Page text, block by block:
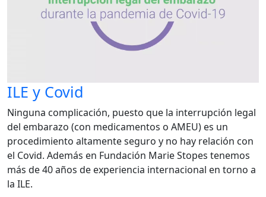
ILE y Covid
Ninguna complicación, puesto que la interrupción legal
del embarazo (con medicamentos o AMEU) es un
procedimiento altamente seguro y no hay relación con
el Covid. Además en Fundación Marie Stopes tenemos
más de 40 años de experiencia internacional en torno a
la ILE.